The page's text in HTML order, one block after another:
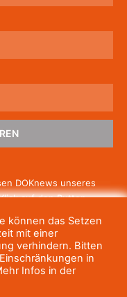
DOKnews unseres
auf den Button
Wenn Sie unsere
wollen, können
können das Setzen
mit einer
verhindern. Bitten
in
Infos in der